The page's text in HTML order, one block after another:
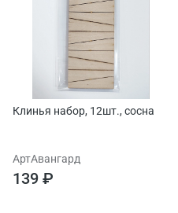
Клинья набор, 12шт., сосна
АртАвангард
139 ₽